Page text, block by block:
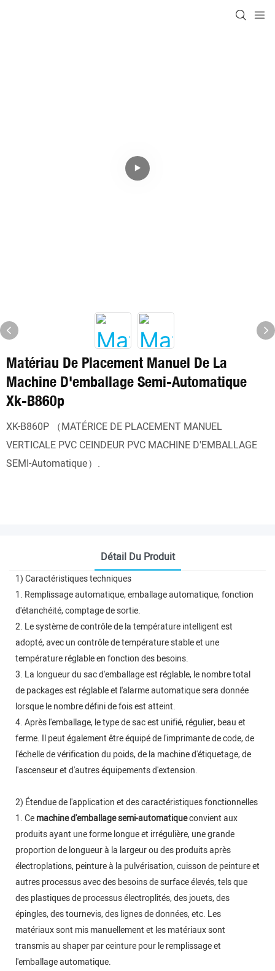
Matériau De Placement Manuel De La
Machine D'emballage Semi-Automatique
Xk-B860p
XK-B860P （MATÉRICE DE PLACEMENT MANUEL
VERTICALE PVC CEINDEUR PVC MACHINE D'EMBALLAGE
SEMI-Automatique）.
Détail Du Produit
1) Caractéristiques techniques
1. Remplissage automatique, emballage automatique, fonction
d'étanchéité, comptage de sortie.
2. Le système de contrôle de la température intelligent est
adopté, avec un contrôle de température stable et une
température réglable en fonction des besoins.
3. La longueur du sac d'emballage est réglable, le nombre total
de packages est réglable et l'alarme automatique sera donnée
lorsque le nombre défini de fois est atteint.
4. Après l'emballage, le type de sac est unifié, régulier, beau et
ferme. Il peut également être équipé de l'imprimante de code, de
l'échelle de vérification du poids, de la machine d'étiquetage, de
l'ascenseur et d'autres équipements d'extension.
2) Étendue de l'application et des caractéristiques fonctionnelles
1. Cemachine d'emballage semi-automatiqueconvient aux
produits ayant une forme longue et irrégulière, une grande
proportion de longueur à la largeur ou des produits après
électroplations, peinture à la pulvérisation, cuisson de peinture et
autres processus avec des besoins de surface élevés, tels que
des plastiques de processus électroplités, des jouets, des
épingles, des tournevis, des lignes de données, etc. Les
matériaux sont mis manuellement et les matériaux sont
transmis au shaper par ceinture pour le remplissage et
l'emballage automatique.